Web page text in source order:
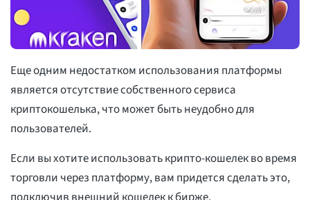
Еще одним недостатком использования платформы
является отсутствие собственного сервиса
криптокошелька, что может быть неудобно для
пользователей.
Если вы хотите использовать крипто-кошелек во время
торговли через платформу, вам придется сделать это,